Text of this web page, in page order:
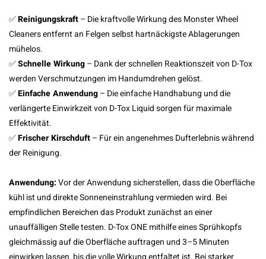
✅Reinigungskraft– Die kraftvolle Wirkung des Monster Wheel
Cleaners entfernt an Felgen selbst hartnäckigste Ablagerungen
mühelos.
✅Schnelle Wirkung– Dank der schnellen Reaktionszeit von D-Tox
werden Verschmutzungen im Handumdrehen gelöst.
✅Einfache Anwendung– Die einfache Handhabung und die
verlängerte Einwirkzeit von D-Tox Liquid sorgen für maximale
Effektivität.
✅Frischer Kirschduft– Für ein angenehmes Dufterlebnis während
der Reinigung.
Anwendung:Vor der Anwendung sicherstellen, dass die Oberfläche
kühl ist und direkte Sonneneinstrahlung vermieden wird. Bei
empfindlichen Bereichen das Produkt zunächst an einer
unauffälligen Stelle testen. D-Tox ONE mithilfe eines Sprühkopfs
gleichmässig auf die Oberfläche auftragen und 3–5 Minuten